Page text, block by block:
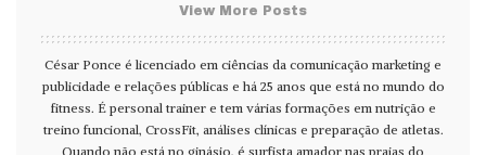
View More Posts
César Ponce é licenciado em ciências da comunicação marketing e
publicidade e relações públicas e há 25 anos que está no mundo do
fitness. É personal trainer e tem várias formações em nutrição e
treino funcional, CrossFit, análises clínicas e preparação de atletas.
Quando não está no ginásio, é surfista amador nas praias do